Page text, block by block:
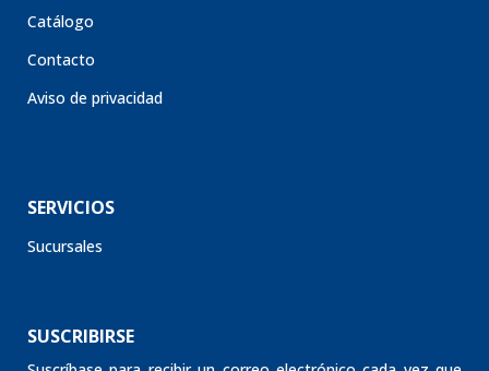
Catálogo
Contacto
Aviso de privacidad
SERVICIOS
Sucursales
SUSCRIBIRSE
Suscríbase para recibir un correo electrónico cada vez que